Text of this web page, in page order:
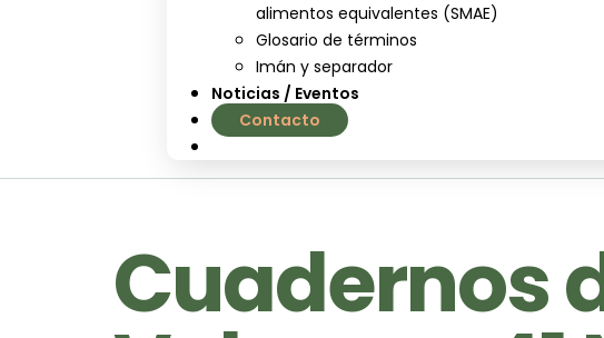
alimentos equivalentes (SMAE)
Glosario de términos
Imán y separador
Noticias / Eventos
Contacto
Cuadernos